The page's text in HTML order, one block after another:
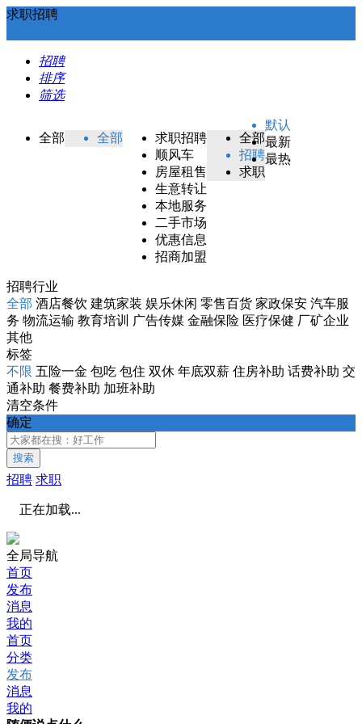
求职招聘
招聘
排序
筛选
全部 全部
求职招聘
顺风车
房屋租售
生意转让
本地服务
二手市场
优惠信息
招商加盟
全部
招聘
求职
默认
最新
最热
招聘行业
全部 酒店餐饮 建筑家装 娱乐休闲 零售百货 家政保安 汽车服
务 物流运输 教育培训 广告传媒 金融保险 医疗保健 厂矿企业
其他
标签
不限 五险一金 包吃 包住 双休 年底双薪 住房补助 话费补助 交
通补助 餐费补助 加班补助
清空条件
确定
搜索
招聘 求职
正在加载...
全局导航
首页
发布
消息
我的
首页
分类
发布
消息
我的